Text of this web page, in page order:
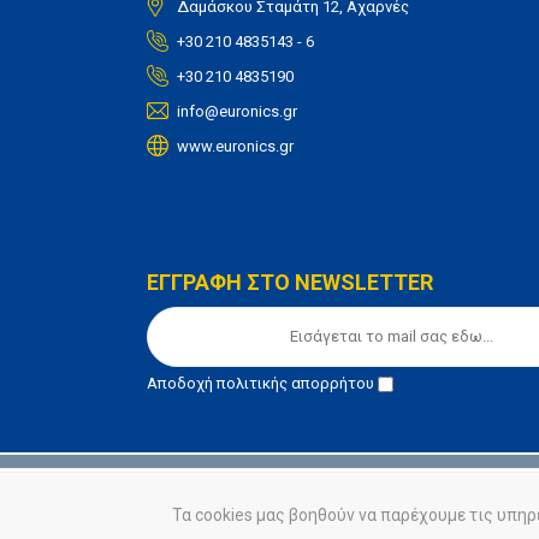
Δαμάσκου Σταμάτη 12, Αχαρνές
+30 210 4835143 - 6
+30 210 4835190
info@euronics.gr
www.euronics.gr
ΕΓΓΡΑΦΗ ΣΤΟ NEWSLETTER
Αποδοχήπολιτικής απορρήτου
Τα cookies μας βοηθούν να παρέχουμε τις